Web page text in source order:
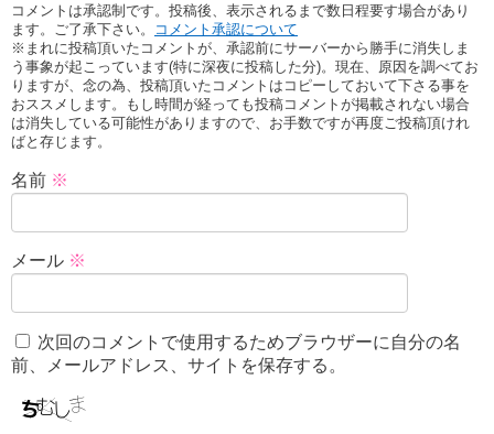
コメントは承認制です。投稿後、表示されるまで数日程要す場合があり
ます。ご了承下さい。
コメント承認について
※まれに投稿頂いたコメントが、承認前にサーバーから勝手に消失しま
う事象が起こっています(特に深夜に投稿した分)。現在、原因を調べてお
りますが、念の為、投稿頂いたコメントはコピーしておいて下さる事を
おススメします。もし時間が経っても投稿コメントが掲載されない場合
は消失している可能性がありますので、お手数ですが再度ご投稿頂けれ
ばと存じます。
名前 ※
メール ※
次回のコメントで使用するためブラウザーに自分の名
前、メールアドレス、サイトを保存する。